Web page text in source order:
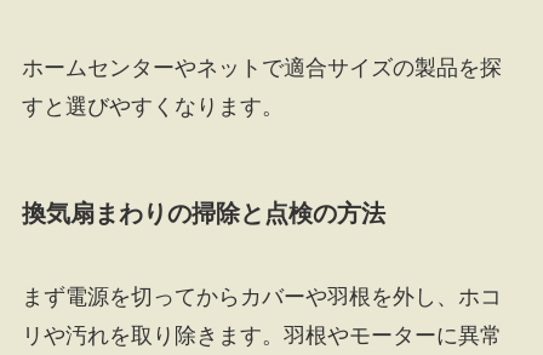
ホームセンターやネットで適合サイズの製品を探
すと選びやすくなります。
換気扇まわりの掃除と点検の方法
まず電源を切ってからカバーや羽根を外し、ホコ
リや汚れを取り除きます。羽根やモーターに異常